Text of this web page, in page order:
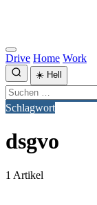
Drive Home Work
☀️ Hell
Suchen
nach:
Schlagwort
dsgvo
1 Artikel